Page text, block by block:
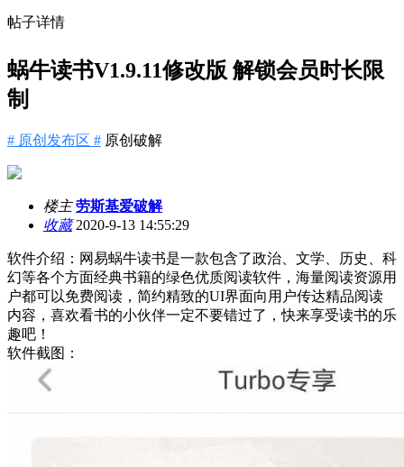
帖子详情
蜗牛读书V1.9.11修改版 解锁会员时长限
制
# 原创发布区 # 原创破解
楼主 劳斯基爱破解
收藏2020-9-13 14:55:29
软件介绍： 网易蜗牛读书是一款包含了政治、文学、历史、科
幻等各个方面经典书籍的绿色优质阅读软件，海量阅读资源用
户都可以免费阅读，简约精致的UI界面向用户传达精品阅读
内容，喜欢看书的小伙伴一定不要错过了，快来享受读书的乐
趣吧！
软件截图：